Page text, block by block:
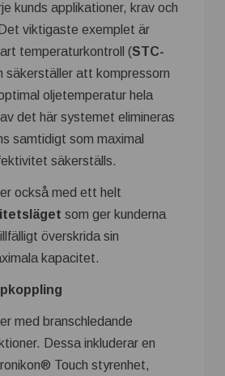
kunds applikationer, krav och
viktigaste exemplet är
temperaturkontroll (STC-
säkerställer att kompressorn
oljetemperatur hela
det här systemet elimineras
samtidigt som maximal
säkerställs.
också med ett helt
som ger kunderna
överskrida sin
kapacitet.
med branschledande
Dessa inkluderar en
Touch styrenhet,